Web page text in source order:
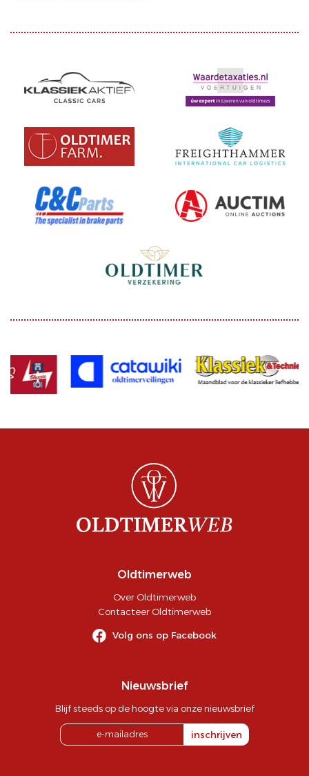
Oldtimerweb
Over Oldtimerweb
Contacteer Oldtimerweb
Volg ons op Facebook
Nieuwsbrief
Blijf steeds op de hoogte via onze nieuwsbrief
inschrijven